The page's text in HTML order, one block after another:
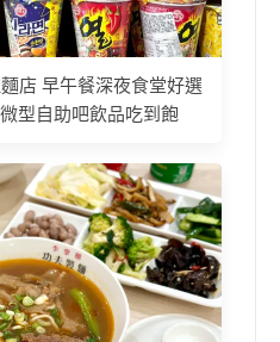
店 早午餐深夜食堂好選
型自助吧飲品吃到飽